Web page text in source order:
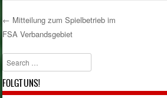
Post navigation
← Mitteilung zum Spielbetrieb im
FSA Verbandsgebiet
Search
FOLGT UNS!